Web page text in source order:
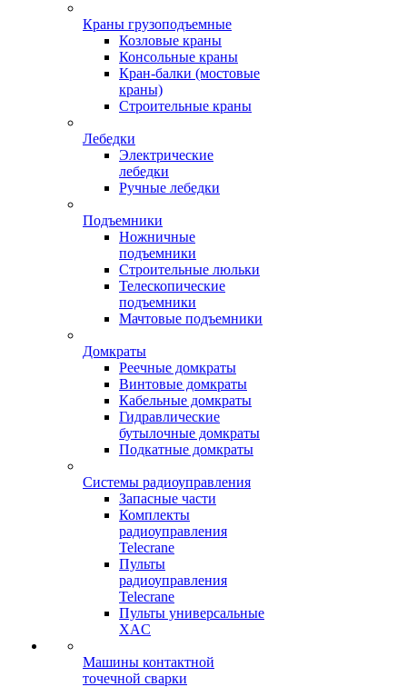
Краны грузоподъемные
Козловые краны
Консольные краны
Кран-балки (мостовые
краны)
Строительные краны
Лебедки
Электрические
лебедки
Ручные лебедки
Подъемники
Ножничные
подъемники
Строительные люльки
Телескопические
подъемники
Мачтовые подъемники
Домкраты
Реечные домкраты
Винтовые домкраты
Кабельные домкраты
Гидравлические
бутылочные домкраты
Подкатные домкраты
Системы радиоуправления
Запасные части
Комплекты
радиоуправления
Telecrane
Пульты
радиоуправления
Telecrane
Пульты универсальные
XAC
Машины контактной
точечной сварки